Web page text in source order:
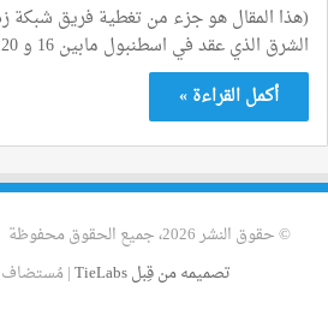
(هذا المقال هو جزء من تغطية فريق شبكة
الشرق الذي عقد في اسطنبول مابين 16 و 20 إبريل).…
أكمل القراءة »
© حقوق النشر 2026، جميع الحقوق محفوظة |
تصميمه من قِبل TieLabs
| مُستضاف